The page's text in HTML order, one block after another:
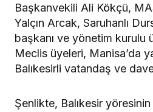
Başkanvekili Ali Kökçü,
Yalçın Arcak, Saruhanlı
başkanı ve yönetim kurulu
Meclis üyeleri, Manisa’da
Balıkesirli vatandaş ve
Şenlikte, Balıkesir